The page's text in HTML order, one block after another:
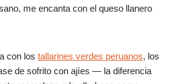
me encanta con el queso llanero
con los tallarines verdes peruanos, los
de sofrito con ajíes — la diferencia